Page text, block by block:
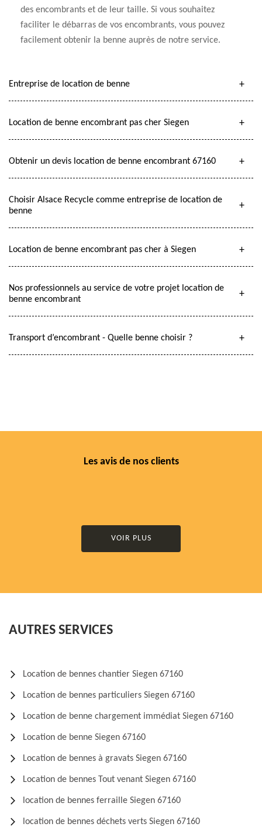
des encombrants et de leur taille. Si vous souhaitez
faciliter le débarras de vos encombrants, vous pouvez
facilement obtenir la benne auprès de notre service.
Entreprise de location de benne
Location de benne encombrant pas cher Siegen
Obtenir un devis location de benne encombrant 67160
Choisir Alsace Recycle comme entreprise de location de
benne
Location de benne encombrant pas cher à Siegen
Nos professionnels au service de votre projet location de
benne encombrant
Transport d’encombrant - Quelle benne choisir ?
Les avis de nos clients
VOIR PLUS
AUTRES SERVICES
Location de bennes chantier Siegen 67160
Location de bennes particuliers Siegen 67160
Location de benne chargement immédiat Siegen 67160
Location de benne Siegen 67160
Location de bennes à gravats Siegen 67160
Location de bennes Tout venant Siegen 67160
location de bennes ferraille Siegen 67160
location de bennes déchets verts Siegen 67160